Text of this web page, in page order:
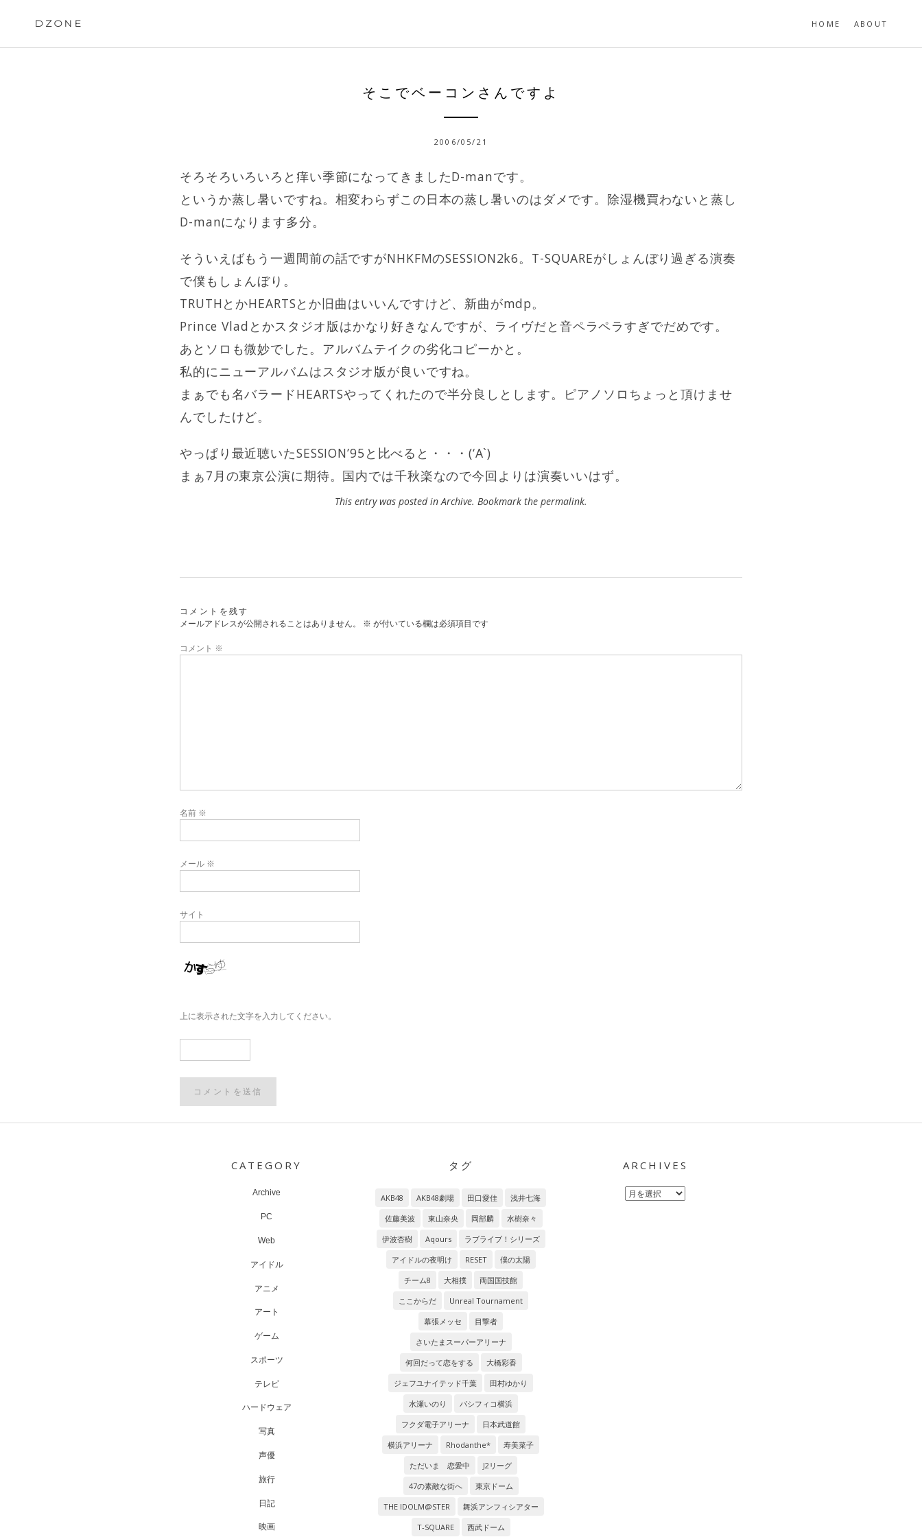
DZONE HOME ABOUT
そこでベーコンさんですよ
2006/05/21
そろそろいろいろと痒い季節になってきましたD-manです。
というか蒸し暑いですね。相変わらずこの日本の蒸し暑いのはダメです。除湿機買わないと蒸し
D-manになります多分。
そういえばもう一週間前の話ですがNHKFMのSESSION2k6。T-SQUAREがしょんぼり過ぎる演奏
で僕もしょんぼり。
TRUTHとかHEARTSとか旧曲はいいんですけど、新曲がmdp。
Prince Vladとかスタジオ版はかなり好きなんですが、ライヴだと音ペラペラすぎでだめです。
あとソロも微妙でした。アルバムテイクの劣化コピーかと。
私的にニューアルバムはスタジオ版が良いですね。
まぁでも名バラードHEARTSやってくれたので半分良しとします。ピアノソロちょっと頂けませ
んでしたけど。
やっぱり最近聴いたSESSION’95と比べると・・・(‘A`)
まぁ7月の東京公演に期待。国内では千秋楽なので今回よりは演奏いいはず。
This entry was posted inArchive. Bookmark the permalink.
コメントを残す
メールアドレスが公開されることはありません。
※ が付いている欄は必須項目です
コメント ※
名前 ※
メール ※
サイト
上に表示された文字を入力してください。
CATEGORY
Archive
PC
Web
アイドル
アニメ
アート
ゲーム
スポーツ
テレビ
ハードウェア
写真
声優
旅行
日記
映画
タグ
AKB48 AKB48劇場 田口愛佳
浅井七海
佐藤美波
東山奈央 岡部麟
水樹奈々
伊波杏樹
Aqours
ラブライブ！シリーズ
アイドルの夜明け
RESET
僕の太陽
チーム8
大相撲
両国国技館
ここからだ
Unreal Tournament
幕張メッセ
目撃者
さいたまスーパーアリーナ
何回だって恋をする
大橋彩香
ジェフユナイテッド千葉
田村ゆかり
水瀬いのり
パシフィコ横浜
フクダ電子アリーナ
日本武道館
横浜アリーナ
Rhodanthe*
寿美菜子
ただいま 恋愛中
J2リーグ
47の素敵な街へ
東京ドーム
THE IDOLM@STER
舞浜アンフィシアター
T-SQUARE
西武ドーム
ARCHIVES
Archives